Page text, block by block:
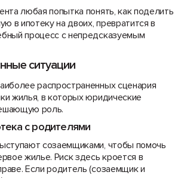
любая попытка понять, как поделить
в ипотеку на двоих, превратится в
процесс с непредсказуемым
ситуации
распространенных сценария
жилья, в которых юридические
роль.
с родителями
созаемщиками, чтобы помочь
жилье. Риск здесь кроется в
Если родитель (созаемщик и